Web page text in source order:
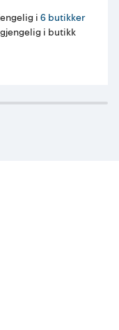
i 6 butikker
i butikk